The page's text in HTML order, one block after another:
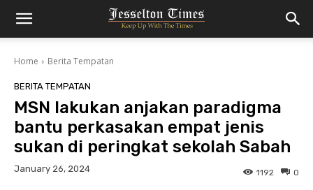
Home Berita Tempatan
BERITA TEMPATAN
MSN lakukan anjakan paradigma
bantu perkasakan empat jenis
sukan di peringkat sekolah Sabah
January 26, 2024 0
1192